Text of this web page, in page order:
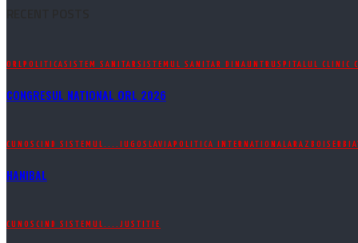
ORLPOLITICASISTEM SANITAR SISTEMUL SANITAR DINAUNTRU SPITALUL CLINIC
CONGRESUL NATIONAL ORL 2026
CUNOSCIND SISTEMUL.... IUGOSLAVIAPOLITICA INTERNATIONALARAZBOI SERBIA
HANIBAL
CUNOSCIND SISTEMUL.... JUSTITIE